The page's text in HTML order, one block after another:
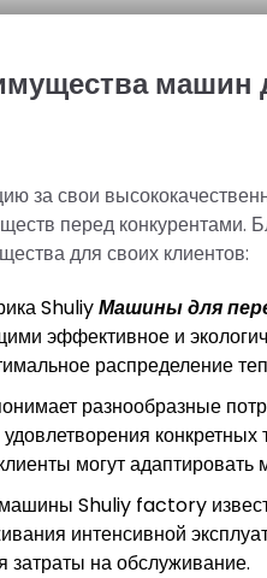
машин
за свои
перед
для своих клиентов:
ShuliyМашины для
эффективное и
распределение
разнообразные
конкретных
могут
Shuliy factory
интенсивной
затраты на обслуживание.